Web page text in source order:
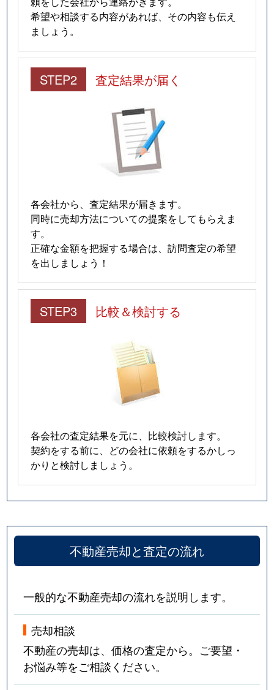
希望や相談する内容があれば、その内容も伝え
ましょう。
STEP2 査定結果が届く
各会社から、査定結果が届きます。
同時に売却方法についての提案をしてもらえま
す。
正確な金額を把握する場合は、訪問査定の希望
を出しましょう！
STEP3 比較＆検討する
各会社の査定結果を元に、比較検討します。
契約をする前に、どの会社に依頼をするかしっ
かりと検討しましょう。
不動産売却と査定の流れ
一般的な不動産売却の流れを説明します。
売却相談
不動産の売却は、価格の査定から。ご要望・
お悩み等をご相談ください。